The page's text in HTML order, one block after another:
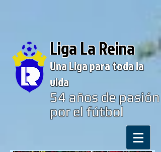
Liga La Reina
Una Liga para toda la
vida
54años de pasión
por el fútbol